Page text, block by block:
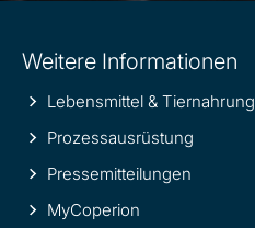
information
Weitere Informationen
Lebensmittel & Tiernahrung
Prozessausrüstung
Pressemitteilungen
MyCoperion